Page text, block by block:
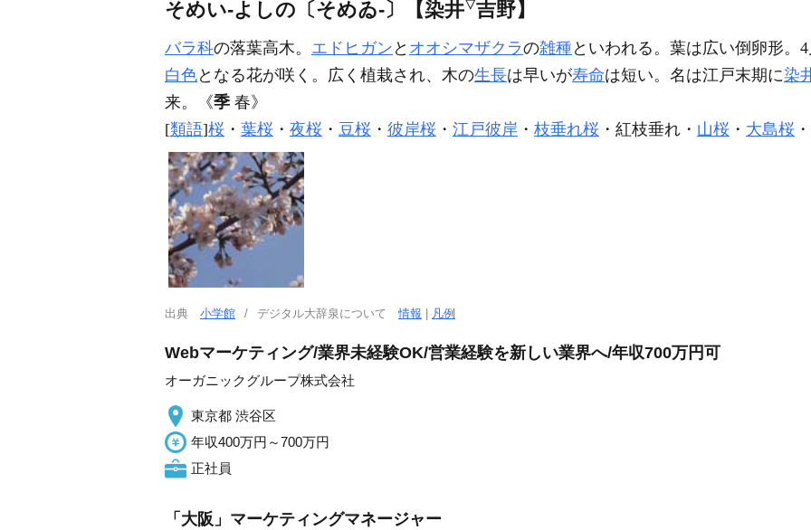
そめい‐よしの〔そめゐ‐〕【染井▽吉野】
バラ科の落葉高木。 エドヒガン と オオシマザクラの雑種といわれる。葉は広い倒卵形。4
白色となる花が咲く。広く植栽され、木の生長は早いが寿命は短い。名は江戸末期に染
来。
《季 春》
[類語]桜 ・ 葉桜 ・ 夜桜 ・ 豆桜 ・ 彼岸桜 ・ 江戸彼岸 ・ 枝垂れ桜 ・紅枝垂れ・ 山桜 ・ 大島桜 ・
出典 小学館 デジタル大辞泉について情報 凡例
Webマーケティング/業界未経験OK/営業経験を新しい業界へ/年収700万円可
オーガニックグループ株式会社
東京都 渋谷区
年収400万円～700万円
正社員
「大阪」マーケティングマネージャー